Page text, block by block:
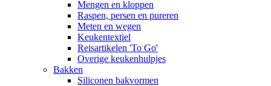
Mengen en kloppen
Raspen, persen en pureren
Meten en wegen
Keukentextiel
Reisartikelen 'To Go'
Overige keukenhulpjes
Bakken
Siliconen bakvormen